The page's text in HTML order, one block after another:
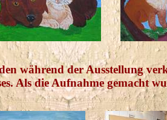
während der Ausstellung
Als die Aufnahme gemacht